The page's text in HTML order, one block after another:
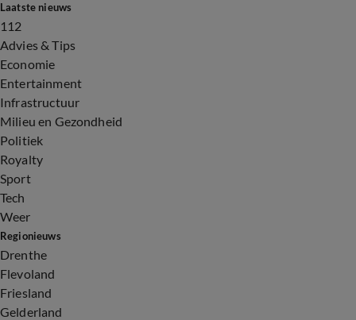
Laatste nieuws
112
Advies & Tips
Economie
Entertainment
Infrastructuur
Milieu en Gezondheid
Politiek
Royalty
Sport
Tech
Weer
Regionieuws
Drenthe
Flevoland
Friesland
Gelderland